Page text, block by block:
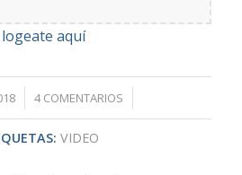
logeate aquí
4 COMENTARIOS
/
VIDEO